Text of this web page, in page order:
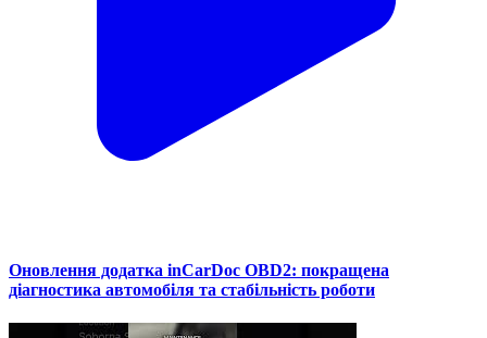
Оновлення додатка inCarDoc OBD2: покращена
діагностика автомобіля та стабільність роботи